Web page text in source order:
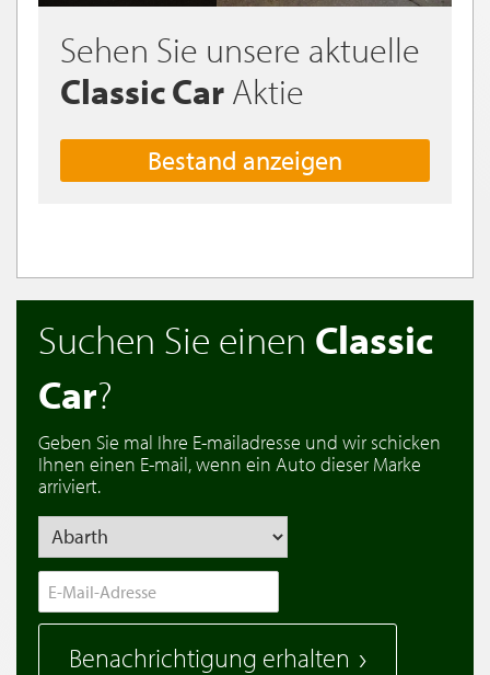
Sehen Sie unsere aktuelle
Classic Car Aktie
Bestand anzeigen
Suchen Sie einen Classic
Car?
Geben Sie mal Ihre E-mailadresse und wir schicken
Ihnen einen E-mail, wenn ein Auto dieser Marke
arriviert.
Benachrichtigung erhalten